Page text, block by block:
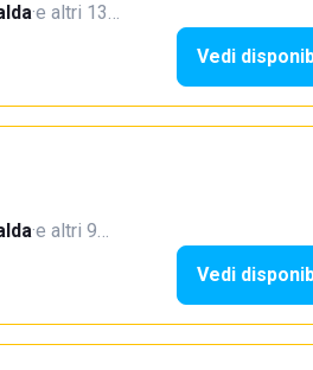
·e altri 13…
Vedi
·e altri 9…
Vedi